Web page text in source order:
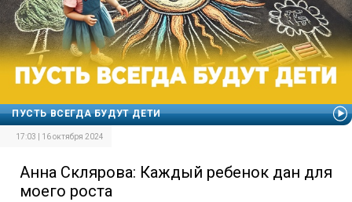
ПУСТЬ ВСЕГДА БУДУТ ДЕТИ
17:03 | 16 октября 2024
Анна Склярова: Каждый ребенок дан для
моего роста